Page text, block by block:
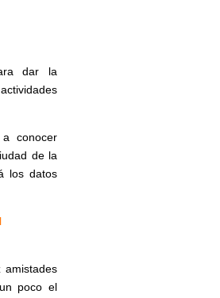
dar la
a conocer
de la
los datos
amistades
poco el